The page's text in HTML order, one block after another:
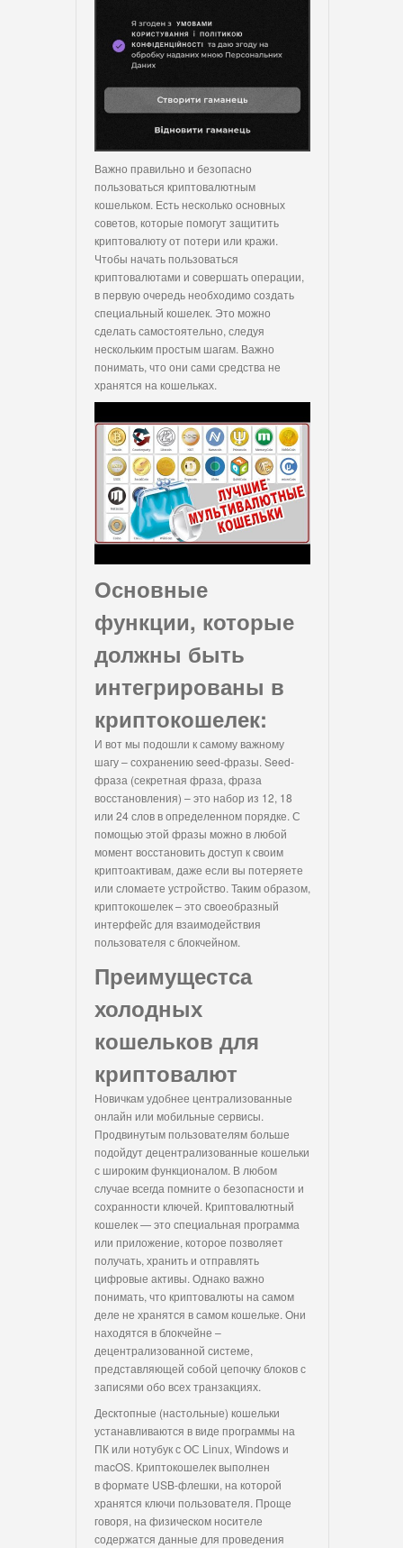
Важно правильно и безопасно
пользоваться криптовалютным
кошельком. Есть несколько основных
советов, которые помогут защитить
криптовалюту от потери или кражи.
Чтобы начать пользоваться
криптовалютами и совершать операции,
в первую очередь необходимо создать
специальный кошелек. Это можно
сделать самостоятельно, следуя
нескольким простым шагам. Важно
понимать, что они сами средства не
хранятся на кошельках.
Основные
функции, которые
должны быть
интегрированы в
криптокошелек:
И вот мы подошли к самому важному
шагу – сохранению seed-фразы. Seed-
фраза (секретная фраза, фраза
восстановления) – это набор из 12, 18
или 24 слов в определенном порядке. С
помощью этой фразы можно в любой
момент восстановить доступ к своим
криптоактивам, даже если вы потеряете
или сломаете устройство. Таким образом,
криптокошелек – это своеобразный
интерфейс для взаимодействия
пользователя с блокчейном.
Преимущестса
холодных
кошельков для
криптовалют
Новичкам удобнее централизованные
онлайн или мобильные сервисы.
Продвинутым пользователям больше
подойдут децентрализованные кошельки
с широким функционалом. В любом
случае всегда помните о безопасности и
сохранности ключей. Криптовалютный
кошелек — это специальная программа
или приложение, которое позволяет
получать, хранить и отправлять
цифровые активы. Однако важно
понимать, что криптовалюты на самом
деле не хранятся в самом кошельке. Они
находятся в блокчейне –
децентрализованной системе,
представляющей собой цепочку блоков с
записями обо всех транзакциях.
Десктопные (настольные) кошельки
устанавливаются в виде программы на
ПК или нотубук с ОС Linux, Windows и
macOS. Криптокошелек выполнен
в формате USB-флешки, на которой
хранятся ключи пользователя. Проще
говоря, на физическом носителе
содержатся данные для проведения